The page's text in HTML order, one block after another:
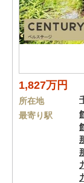
1,827万円
所在地
最寄り駅